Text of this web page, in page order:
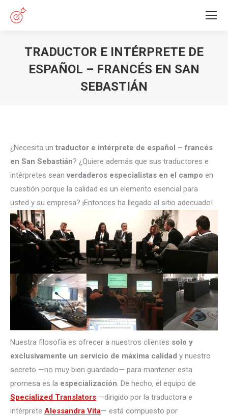
TRADUCTOR E INTÉRPRETE DE
ESPAÑOL – FRANCÉS EN SAN
SEBASTIÁN
¿Necesita un traductor e intérprete de español – francés
en San Sebastián? ¿Quiere además que sus traductores e
intérpretes sean verdaderos especialistas en el campo en
cuestión porque la calidad es un elemento esencial para
usted y su empresa? ¡Entonces ha llegado al sitio adecuado!
Nuestra filosofía es ofrecer a nuestros clientes solo y
exclusivamente un servicio de máxima calidad y nuestro
secreto —no muy bien guardado— para mantener esta
promesa es la especialización. De hecho, el equipo de
Specialized Translators —dirigido por la traductora e
intérprete Alessandra Vita— está compuesto por